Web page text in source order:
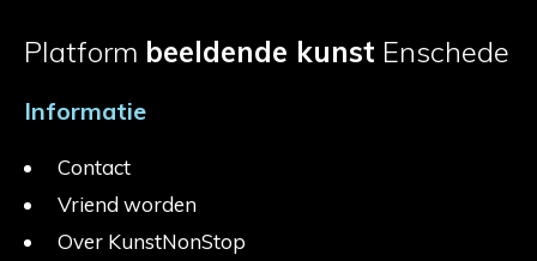
Platform beeldende kunst Enschede
Informatie
Contact
Vriend worden
Over KunstNonStop